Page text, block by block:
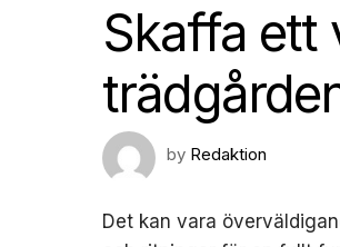
Skaffa ett
by Redaktion
Det kan vara